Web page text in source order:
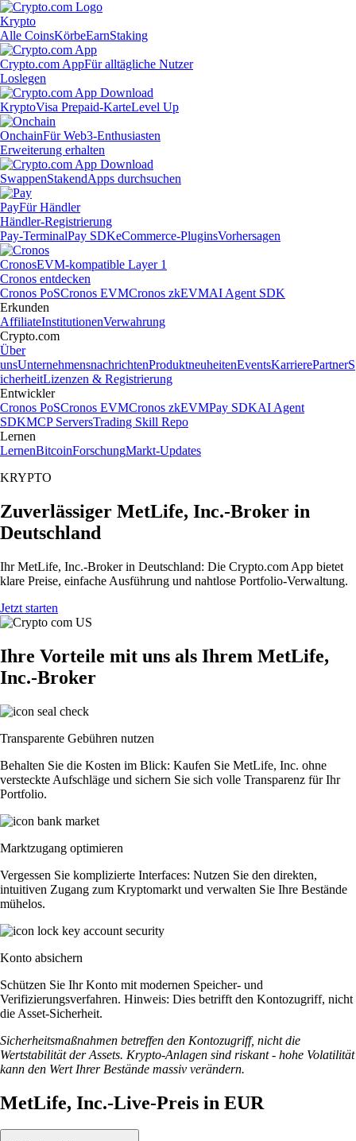
Krypto
Alle CoinsKörbeEarnStaking
Crypto.com AppFür alltägliche Nutzer
Loslegen
KryptoVisa Prepaid-KarteLevel Up
OnchainFür Web3-Enthusiasten
Erweiterung erhalten
SwappenStakendApps durchsuchen
PayFür Händler
Händler-Registrierung
Pay-TerminalPay SDKeCommerce-PluginsVorhersagen
CronosEVM-kompatible Layer 1
Cronos entdecken
Cronos PoSCronos EVMCronos zkEVMAI Agent SDK
Erkunden
AffiliateInstitutionenVerwahrung
Crypto.com
Über
unsUnternehmensnachrichtenProduktneuheitenEventsKarrierePartnerS
icherheitLizenzen & Registrierung
Entwickler
Cronos PoSCronos EVMCronos zkEVMPay SDKAI Agent
SDKMCP ServersTrading Skill Repo
Lernen
LernenBitcoinForschungMarkt-Updates
KRYPTO
Zuverlässiger MetLife, Inc.-Broker in
Deutschland
Ihr MetLife, Inc.-Broker in Deutschland: Die Crypto.com App bietet
klare Preise, einfache Ausführung und nahtlose Portfolio-Verwaltung.
Jetzt starten
Ihre Vorteile mit uns als Ihrem MetLife,
Inc.-Broker
Transparente Gebühren nutzen
Behalten Sie die Kosten im Blick: Kaufen Sie MetLife, Inc. ohne
versteckte Aufschläge und sichern Sie sich volle Transparenz für Ihr
Portfolio.
Marktzugang optimieren
Vergessen Sie komplizierte Interfaces: Nutzen Sie den direkten,
intuitiven Zugang zum Kryptomarkt und verwalten Sie Ihre Bestände
mühelos.
Konto absichern
Schützen Sie Ihr Konto mit modernen Speicher- und
Verifizierungsverfahren. Hinweis: Dies betrifft den Kontozugriff, nicht
die Asset-Sicherheit.
Sicherheitsmaßnahmen betreffen den Kontozugriff, nicht die
Wertstabilität der Assets. Krypto-Anlagen sind riskant - hohe Volatilität
kann den Wert Ihrer Bestände massiv verändern.
MetLife, Inc.-Live-Preis in EUR